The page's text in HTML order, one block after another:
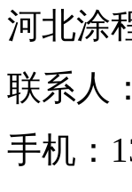
河北涂
联系人
手机：